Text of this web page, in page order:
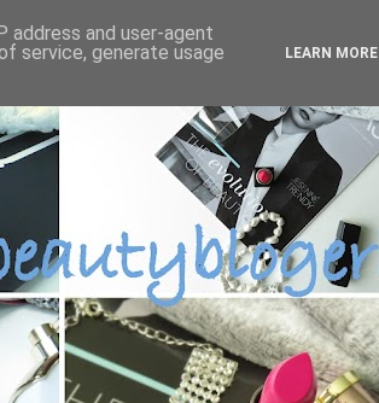
address and user-agent
service, generate usage
LEARN MORE